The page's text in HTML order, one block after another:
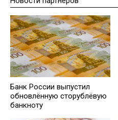
Банк России выпустил
обновлённую сторублёвую
банкноту